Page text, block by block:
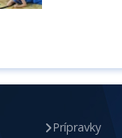
Prípravky